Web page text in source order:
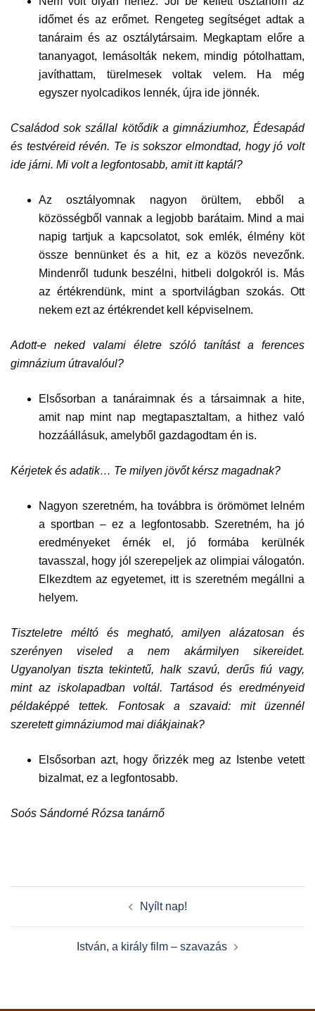
időmet és az erőmet. Rengeteg segítséget adtak a
tanáraim és az osztálytársaim. Megkaptam előre a
tananyagot, lemásolták nekem, mindig pótolhattam,
javíthattam, türelmesek voltak velem. Ha még
egyszer nyolcadikos lennék, újra ide jönnék.
Családod sok szállal kötődik a gimnáziumhoz, Édesapád
és testvéreid révén. Te issokszor elmondtad, hogy jó volt
ide járni. Mi volt a legfontosabb, amit itt kaptál?
Az osztályomnak nagyon örültem, ebből a
közösségből vannak a legjobb barátaim. Mind a mai
napig tartjuk a kapcsolatot, sok emlék, élmény köt
össze bennünket és a hit, ez a közös nevezőnk.
Mindenről tudunk beszélni, hitbeli dolgokról is. Más
az értékrendünk, mint a sportvilágban szokás. Ott
nekem ezt az értékrendet kell képviselnem.
Adott-e neked valami életre szóló tanítást a ferences
gimnázium útravalóul?
Elsősorban a tanáraimnak és a társaimnak a hite,
amit nap mint nap megtapasztaltam, a hithez való
hozzáállásuk, amelyből gazdagodtam én is.
Kérjetek és adatik… Te milyen jövőt kérsz magadnak?
Nagyon szeretném, ha továbbra is örömömet lelném
a sportban – ez a legfontosabb. Szeretném, ha jó
eredményeket érnék el, jó formába kerülnék
tavasszal, hogy jól szerepeljek az olimpiai válogatón.
Elkezdtem az egyetemet, itt is szeretném megállni a
helyem.
Tiszteletre méltó és megható, amilyen alázatosan és
szerényen viseled a nem akármilyen sikereidet.
Ugyanolyan tiszta tekintetű, halk szavú, derűs fiú vagy,
mint az iskolapadban voltál. Tartásod és eredményeid
példaképpé tettek. Fontosak a szavaid: mit üzennél
szeretett gimnáziumod mai diákjainak?
Elsősorban azt, hogy őrizzék meg az Istenbe vetett
bizalmat, ez a legfontosabb.
Soós Sándorné Rózsa tanárnő
Nyílt nap!
István, a király film – szavazás